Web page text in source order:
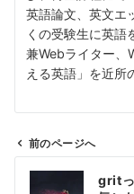
英語論文、英文エ
くの受験生に英語
兼Webライター、
える英語」を近所
前のページへ
gritっ